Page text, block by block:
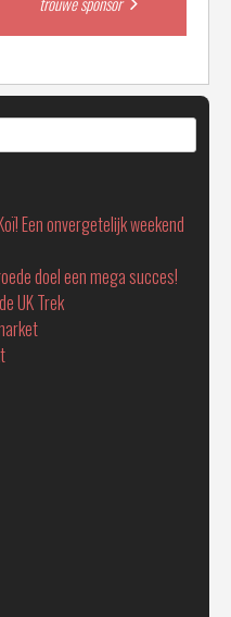
Een onvergetelijk weekend
doel een mega succes!
UK Trek